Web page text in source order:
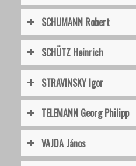
SCHUMANN Robert
SCHÜTZ Heinrich
STRAVINSKY Igor
TELEMANN Georg Philipp
VAJDA János